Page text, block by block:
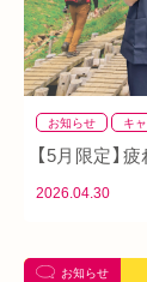
お知らせ キ
【5月限定】
2026.04.30
お知らせ